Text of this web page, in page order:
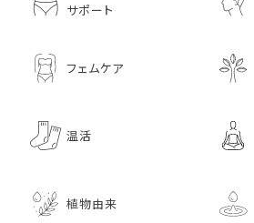
サポート
フェムケア
温活
植物由来